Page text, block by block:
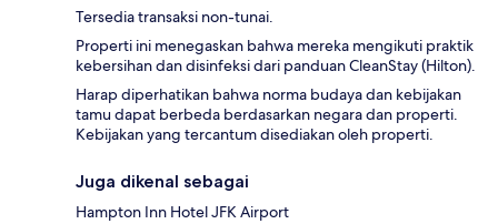
Tersedia transaksi non-tunai.
Properti ini menegaskan bahwa mereka mengikuti praktik
kebersihan dan disinfeksi dari panduan CleanStay (Hilton).
Harap diperhatikan bahwa norma budaya dan kebijakan
tamu dapat berbeda berdasarkan negara dan properti.
Kebijakan yang tercantum disediakan oleh properti.
Juga dikenal sebagai
Hampton Inn Hotel JFK Airport